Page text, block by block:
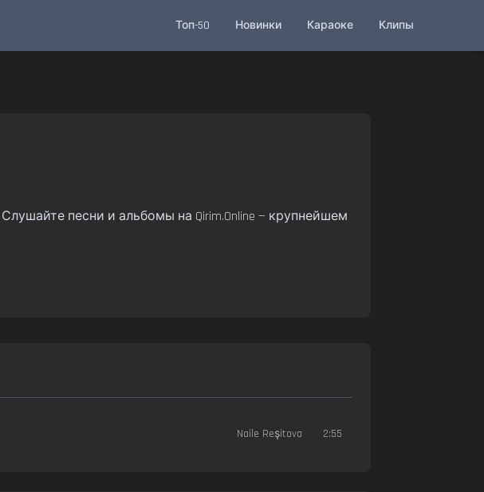
Топ-50 Новинки Караоке Клипы
песни и альбомы на Qirim.Online — крупнейшем
Naile Reşitova 2:55